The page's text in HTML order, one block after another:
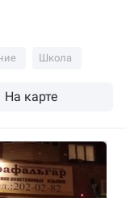
Школа
На карте